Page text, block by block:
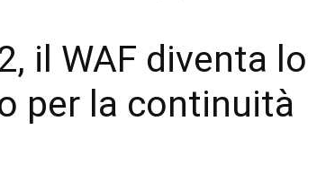
il WAF diventa lo
per la continuità